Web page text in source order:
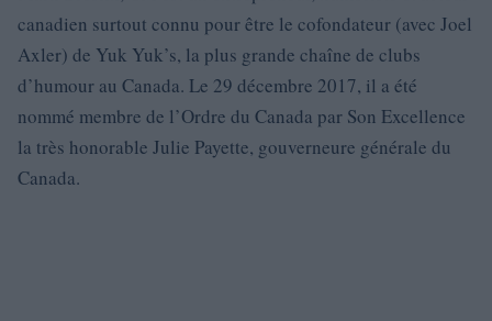
canadien surtout connu pour être le cofondateur (avec Joel
Axler) de Yuk Yuk’s, la plus grande chaîne de clubs
d’humour au Canada. Le 29 décembre 2017, il a été
nommé membre de l’Ordre du Canada par Son Excellence
la très honorable Julie Payette, gouverneure générale du
Canada.